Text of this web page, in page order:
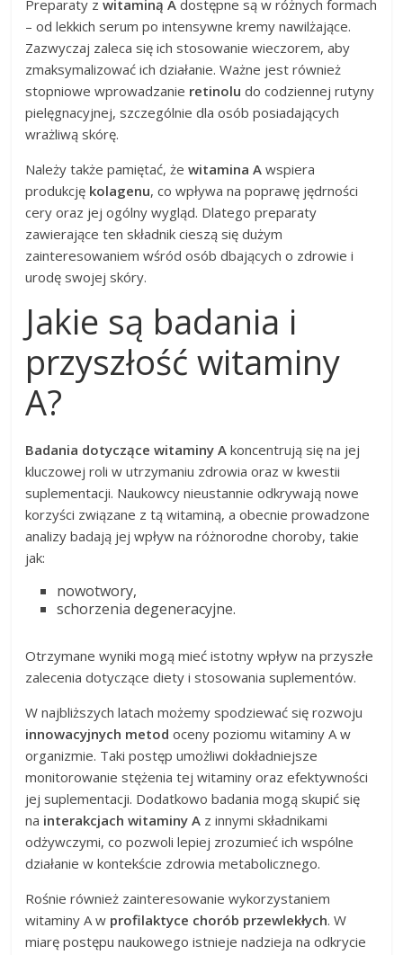
Preparaty zwitaminą A dostępne są w różnych formach
– od lekkich serum po intensywne kremy nawilżające.
Zazwyczaj zaleca się ich stosowanie wieczorem, aby
zmaksymalizować ich działanie. Ważne jest również
stopniowe wprowadzanie retinolu do codziennej rutyny
pielęgnacyjnej, szczególnie dla osób posiadających
wrażliwą skórę.
Należy także pamiętać, żewitamina A wspiera
produkcję kolagenu, co wpływa na poprawę jędrności
cery oraz jej ogólny wygląd. Dlatego preparaty
zawierające ten składnik cieszą się dużym
zainteresowaniem wśród osób dbających o zdrowie i
urodę swojej skóry.
Jakie są badania i
przyszłość witaminy
A?
Badania dotyczące witaminy A koncentrują się na jej
kluczowej roli w utrzymaniu zdrowia oraz w kwestii
suplementacji. Naukowcy nieustannie odkrywają nowe
korzyści związane z tą witaminą, a obecnie prowadzone
analizy badają jej wpływ na różnorodne choroby, takie
jak:
nowotwory,
schorzenia degeneracyjne.
Otrzymane wyniki mogą mieć istotny wpływ na przyszłe
zalecenia dotyczące diety i stosowania suplementów.
W najbliższych latach możemy spodziewać się rozwoju
innowacyjnych metod oceny poziomu witaminy A w
organizmie. Taki postęp umożliwi dokładniejsze
monitorowanie stężenia tej witaminy oraz efektywności
jej suplementacji. Dodatkowo badania mogą skupić się
na interakcjach witaminy A z innymi składnikami
odżywczymi, co pozwoli lepiej zrozumieć ich wspólne
działanie w kontekście zdrowia metabolicznego.
Rośnie również zainteresowanie wykorzystaniem
witaminy A w profilaktyce chorób przewlekłych. W
miarę postępu naukowego istnieje nadzieja na odkrycie